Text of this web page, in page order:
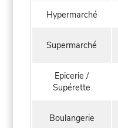
Hypermarché
Supermarché
Epicerie /
Supérette
Boulangerie